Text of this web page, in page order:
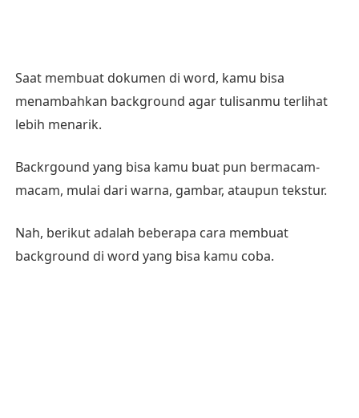
Saat membuat dokumen di word, kamu bisa
menambahkan background agar tulisanmu terlihat
lebih menarik.
Backrgound yang bisa kamu buat pun bermacam-
macam, mulai dari warna, gambar, ataupun tekstur.
Nah, berikut adalah beberapa cara membuat
background di word yang bisa kamu coba.